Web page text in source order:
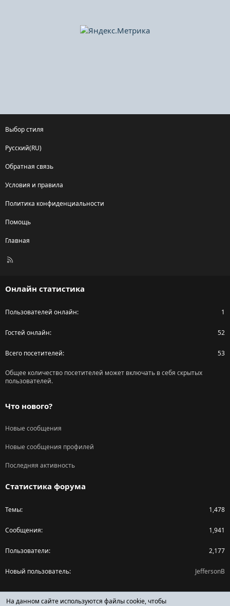
Выбор стиля
Русский(RU)
Обратная связь
Условия и правила
Политика конфиденциальности
Помощь
Главная
R
Онлайн статистика
Пользователей онлайн 1
Гостей онлайн 52
Всего посетителей 53
Общее количество посетителей может включать в себя скрытых
пользователей.
Что нового?
Новые сообщения
Новые сообщения профилей
Последняя активность
Статистика форума
Темы 1,478
Сообщения 1,941
Пользователи 2,177
Новый пользователь JeffersonB
Поделиться страницей
На данном сайте используются файлы cookie, чтобы